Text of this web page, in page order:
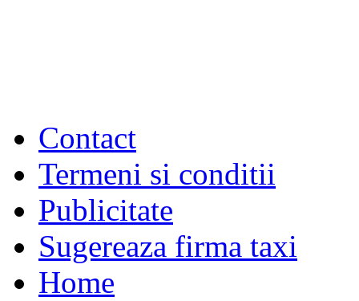
Contact
Termeni si conditii
Publicitate
Sugereaza firma taxi
Home